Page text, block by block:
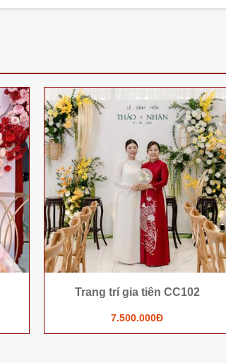
Trang trí gia tiên CC102
7.500.000Đ